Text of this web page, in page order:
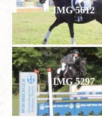
IMG 5612
IMG 5297